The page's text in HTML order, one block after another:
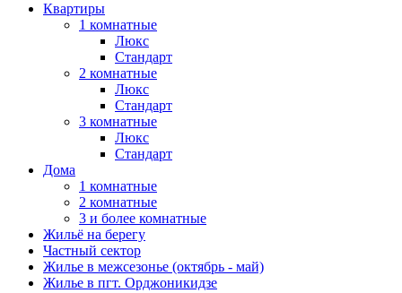
Квартиры
1 комнатные
Люкс
Стандарт
2 комнатные
Люкс
Стандарт
3 комнатные
Люкс
Стандарт
Дома
1 комнатные
2 комнатные
3 и более комнатные
Жильё на берегу
Частный сектор
Жилье в межсезонье (октябрь - май)
Жилье в пгт. Орджоникидзе